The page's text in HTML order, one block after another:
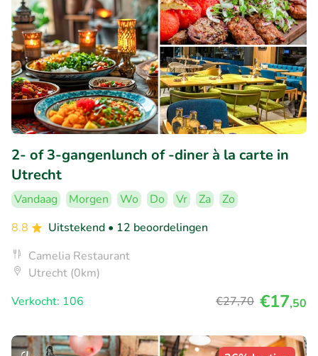
2- of 3-gangenlunch of -diner à la carte in
Utrecht
Vandaag Morgen Wo Do Vr Za
Zo
8.8
Uitstekend • 12 beoordelingen
Camelia Restaurant
Utrecht (0km)
Verkocht: 106
€27,70 €17,50